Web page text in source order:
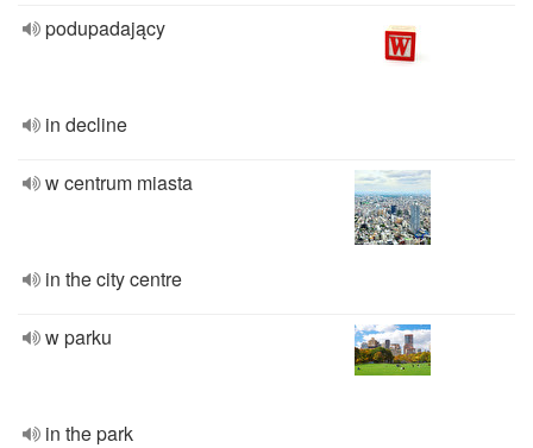
podupadający
in decline
w centrum miasta
in the city centre
w parku
in the park